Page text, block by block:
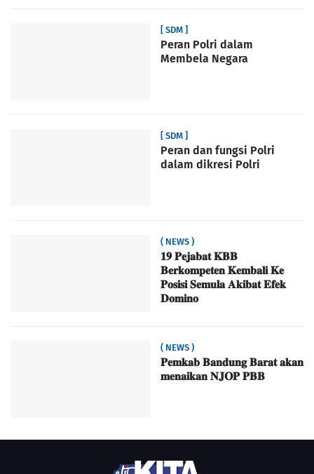
[ SDM ]
Peran Polri dalam
Membela Negara
[ SDM ]
Peran dan fungsi Polri
dalam dikresi Polri
( NEWS )
𝟏𝟗 𝐏𝐞𝐣𝐚𝐛𝐚𝐭 𝐊𝐁𝐁
𝐁𝐞𝐫𝐤𝐨𝐦𝐩𝐞𝐭𝐞𝐧 𝐊𝐞𝐦𝐛𝐚𝐥𝐢 𝐊𝐞
𝐏𝐨𝐬𝐢𝐬𝐢 𝐒𝐞𝐦𝐮𝐥𝐚 𝐀𝐤𝐢𝐛𝐚𝐭 𝐄𝐟𝐞𝐤
𝐃𝐨𝐦𝐢𝐧𝐨
( NEWS )
𝐏𝐞𝐦𝐤𝐚𝐛 𝐁𝐚𝐧𝐝𝐮𝐧𝐠 𝐁𝐚𝐫𝐚𝐭 𝐚𝐤𝐚𝐧
𝐦𝐞𝐧𝐚𝐢𝐤𝐚𝐧 𝐍𝐉𝐎𝐏 𝐏𝐁𝐁